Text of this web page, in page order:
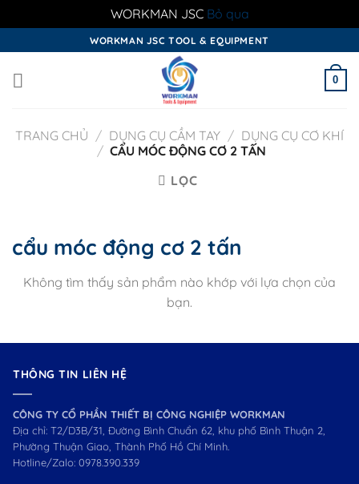
WORKMAN JSC Bỏ qua
to
content
WORKMAN JSC TOOL & EQUIPMENT
0
TRANG CHỦ / DỤNG CỤ CẦM TAY / DỤNG CỤ CƠ KHÍ
/ CẨU MÓC ĐỘNG CƠ 2 TẤN
LỌC
cẩu móc động cơ 2 tấn
Không tìm thấy sản phẩm nào khớp với lựa chọn của
bạn.
THÔNG TIN LIÊN HỆ
CÔNG TY CỔ PHẦN THIẾT BỊ CÔNG NGHIỆP WORKMAN
Địa chỉ: T2/D3B/31, Đường Bình Chuẩn 62, khu phố Bình Thuận 2,
Phường Thuận Giao, Thành Phố Hồ Chí Minh.
Hotline/Zalo: 0978.390.339